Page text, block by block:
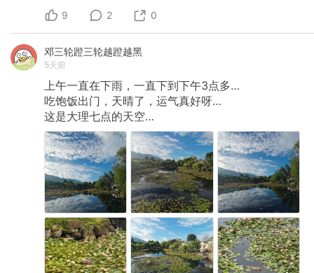
9 2 0
邓三轮蹬三轮越蹬越黑
5天前
上午一直在下雨，一直下到下午3点多…
吃饱饭出门，天晴了，运气真好呀…
这是大理七点的天空…